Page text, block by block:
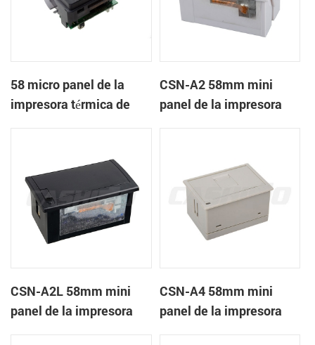
58 micro panel de la
impresora térmica de
CSN-A2 58mm mini
panel de la impresora
CSN-A2L 58mm mini
panel de la impresora
CSN-A4 58mm mini
panel de la impresora